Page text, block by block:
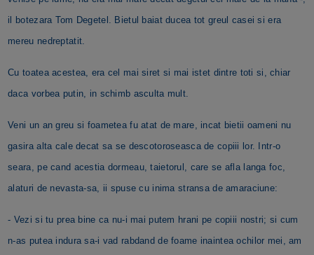
il botezara Tom Degetel. Bietul baiat ducea tot greul casei si era
mereu nedreptatit.
Cu toatea acestea, era cel mai siret si mai istet dintre toti si, chiar
daca vorbea putin, in schimb asculta mult.
Veni un an greu si foametea fu atat de mare, incat bietii oameni nu
gasira alta cale decat sa se descotoroseasca de copiii lor. Intr-o
seara, pe cand acestia dormeau, taietorul, care se afla langa foc,
alaturi de nevasta-sa, ii spuse cu inima stransa de amaraciune:
- Vezi si tu prea bine ca nu-i mai putem hrani pe copiii nostri; si cum
n-as putea indura sa-i vad rabdand de foame inaintea ochilor mei, am